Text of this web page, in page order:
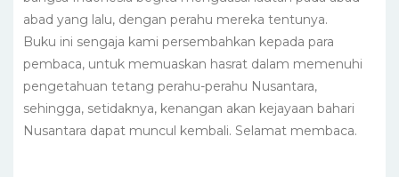
abad yang lalu, dengan perahu mereka tentunya.
Buku ini sengaja kami persembahkan kepada para
pembaca, untuk memuaskan hasrat dalam memenuhi
pengetahuan tetang perahu-perahu Nusantara,
sehingga, setidaknya, kenangan akan kejayaan bahari
Nusantara dapat muncul kembali. Selamat membaca.